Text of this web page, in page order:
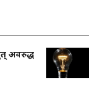
अवरुद्ध